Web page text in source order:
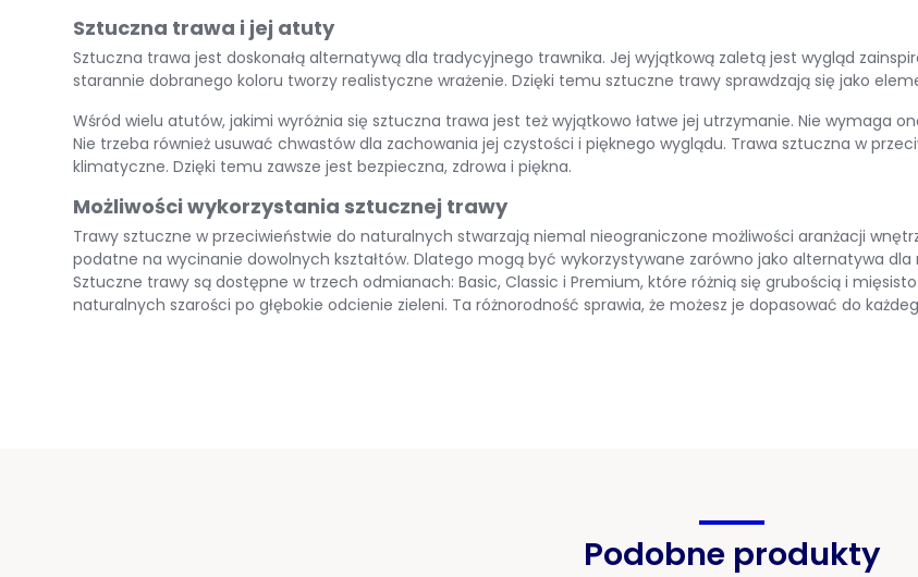
Sztuczna trawa i jej atuty
Sztuczna trawa jest doskonałą alternatywą dla tradycyjnego trawnika. Jej wyjątkową zaletą jest wygląd
starannie dobranego koloru tworzy realistyczne wrażenie. Dzięki temu sztuczne trawy sprawdzają się jako
Wśród wielu atutów, jakimi wyróżnia się sztuczna trawa jest też wyjątkowo łatwe jej utrzymanie. Nie wymaga
Nie trzeba również usuwać chwastów dla zachowania jej czystości i pięknego wyglądu. Trawa sztuczna w
klimatyczne. Dzięki temu zawsze jest bezpieczna, zdrowa i piękna.
Możliwości wykorzystania sztucznej trawy
Trawy sztuczne w przeciwieństwie do naturalnych stwarzają niemal nieograniczone możliwości aranżacji
podatne na wycinanie dowolnych kształtów. Dlatego mogą być wykorzystywane zarówno jako alternatywa dla
Sztuczne trawy są dostępne w trzech odmianach: Basic, Classic i Premium, które różnią się grubością i
naturalnych szarości po głębokie odcienie zieleni. Ta różnorodność sprawia, że możesz je dopasować do
Podobne produkty